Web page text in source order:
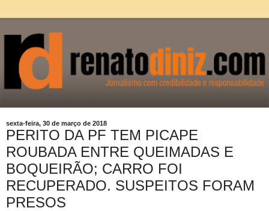
sexta-feira, 30 de março de 2018
PERITO DA PF TEM PICAPE
ROUBADA ENTRE QUEIMADAS E
BOQUEIRÃO; CARRO FOI
RECUPERADO. SUSPEITOS FORAM
PRESOS